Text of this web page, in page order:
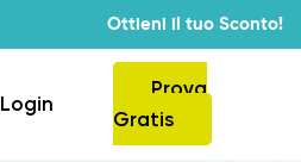
Ottieni il tuo Sconto!
Login
Prova
Gratis